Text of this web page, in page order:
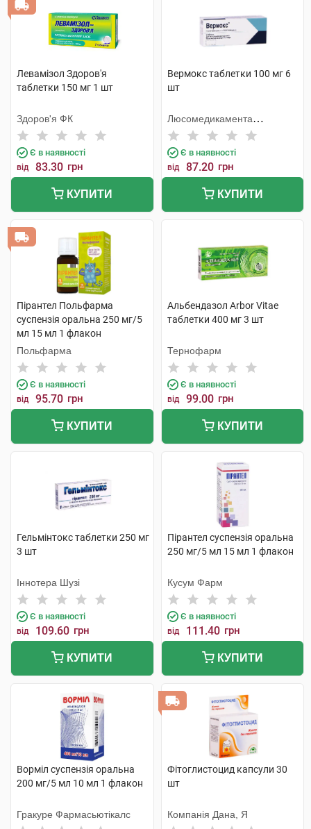
Левамізол Здоров'я
таблетки 150 мг 1 шт
Здоров'я ФК
Є в наявності
від 83.30 грн
КУПИТИ
Вермокс таблетки 100 мг 6
шт
Люсомедикамента
Сосьєдаде Текніка
Фармацеутика
Є в наявності
від 87.20 грн
КУПИТИ
Пірантел Польфарма
суспензія оральна 250 мг/5
мл 15 мл 1 флакон
Польфарма
Є в наявності
від 95.70 грн
КУПИТИ
Альбендазол Arbor Vitae
таблетки 400 мг 3 шт
Тернофарм
Є в наявності
від 99.00 грн
КУПИТИ
Гельмінтокс таблетки 250 мг
3 шт
Іннотера Шузі
Є в наявності
від 109.60 грн
КУПИТИ
Пірантел суспензія оральна
250 мг/5 мл 15 мл 1 флакон
Кусум Фарм
Є в наявності
від 111.40 грн
КУПИТИ
Ворміл суспензія оральна
200 мг/5 мл 10 мл 1 флакон
Гракуре Фармасьютікалс
Фітоглистоцид капсули 30
шт
Компанія Дана, Я